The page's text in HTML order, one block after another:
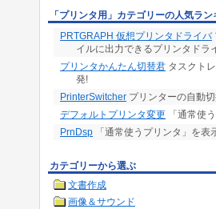
「プリンタ用」カテゴリーの人気ラン
PRTGRAPH 仮想プリンタドライバ
イルに出力できるプリンタドラ
プリンタかんたん切替君 タスクト
発!
PrinterSwitcher プリンターの自動
デフォルトプリンタ変更 「通常使
PrnDsp 「通常使うプリンタ」を表
カテゴリーから選ぶ
文書作成
画像＆サウンド